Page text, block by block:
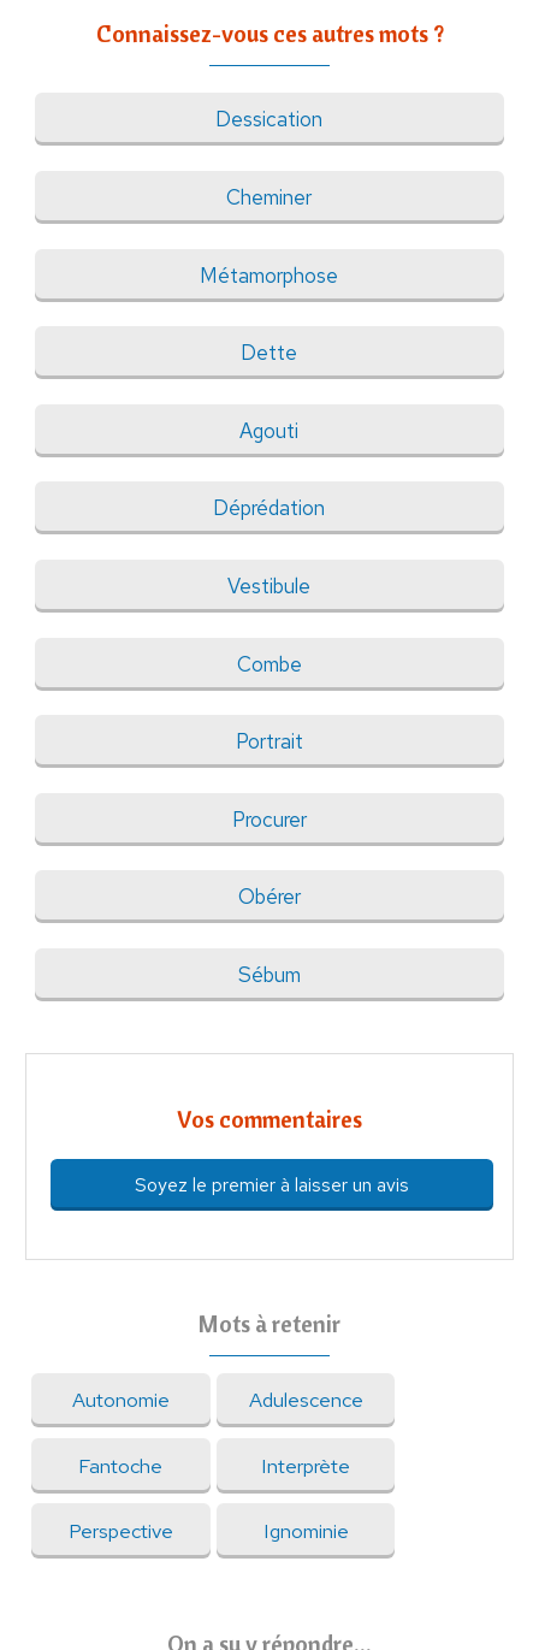
Connaissez-vous ces autres mots ?
Dessication
Cheminer
Métamorphose
Dette
Agouti
Déprédation
Vestibule
Combe
Portrait
Procurer
Obérer
Sébum
Vos commentaires
Soyez le premier à laisser un avis
Mots à retenir
Autonomie Adulescence
Fantoche Interprète
Perspective Ignominie
On a su y répondre...